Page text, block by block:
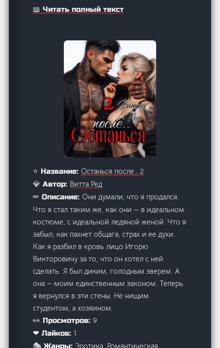
📖 Читать полный текст
⭐ Название:Останься после.. 2
💎 Автор: Витта Ред
✏ Описание:Они думали, что я продался.
Что я стал таким же, как они — в идеальном
костюме, с идеальной ледяной женой. Что я
забыл, как пахнет общага, страх и ее духи.
Как я разбил в кровь лицо Игорю
Викторовичу за то, что он хотел с ней
сделать. Я был диким, голодным зверем. А
она — моим единственным законом. Теперь
я вернулся в эти стены. Не нищим
студентом, а хозяином.
👀 Просмотров:9
❤ Лайков:1
🎭 Жанры: Эротика, Романтическая